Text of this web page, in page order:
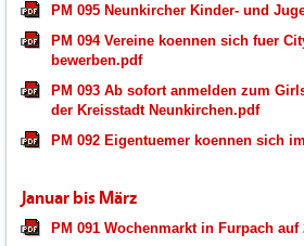
PM 095 Neunkircher Kinder- und
PM 094 Vereine koennen sich fuer
bewerben.pdf
PM 093 Ab sofort anmelden zum
der Kreisstadt Neunkirchen.pdf
PM 092 Eigentuemer koennen sich
Januar bis März
PM 091 Wochenmarkt in Furpach